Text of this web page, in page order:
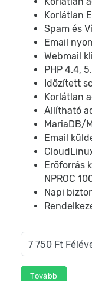
Korlátlan
Spam és
Email
Webmail
PHP 4.4,
Időzített
Korlátlan
Állítható
MariaDB/
Email
Erőforrás
NPROC
Napi
Tovább